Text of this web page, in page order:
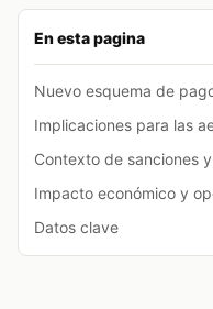
En esta pagina
Nuevo esquema de
Implicaciones para las
Contexto de sanciones
Impacto económico y
Datos clave